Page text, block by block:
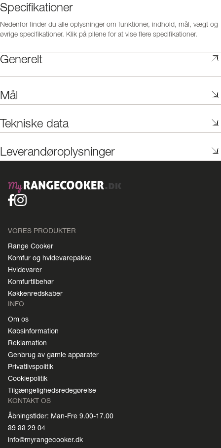
Specifikationer
Nedenfor finder du alle oplysninger om funktioner, indhold, mål, vægt og
øvrige specifikationer. Klik på pilene for at vise flere specifikationer.
Generelt
Mål
Tekniske data
Leverandøroplysninger
VORES PRODUKTER
Range Cooker
Komfur og hvidevarepakke
Hvidevarer
Komfurtilbehør
Køkkenredskaber
INFO
Om os
Købsinformation
Reklamation
Genbrug av gamle apparater
Privatlivspolitik
Cookiepolitik
Tilgængelighedsredegørelse
KONTAKT OS
Åbningstider: Man-Fre 9.00-17.00
89 88 29 04
info@myrangecooker.dk